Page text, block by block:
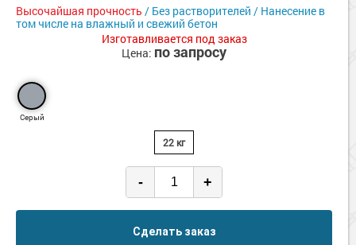
Высочайшая прочность / Без растворителей / Нанесение в
том числе на влажный и свежий бетон
Изготавливается под заказ
Цена: по запросу
Серый
22 кг
- +
Сделать заказ